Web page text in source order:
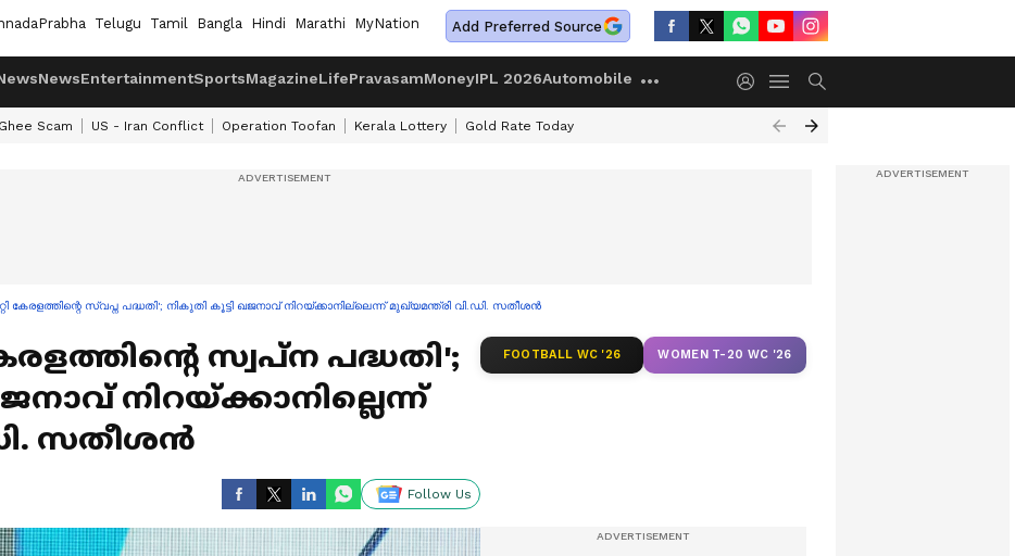
Telugu Tamil Bangla Hindi Marathi MyNation Add Preferred Source
NewsEntertainmentSportsMagazineLifePravasamMoneyIPL 2026Automobile
Scam US - Iran Conflict Operation Toofan Kerala Lottery Gold Rate Today
കേരളത്തിന്റെ സ്വപ്ന പദ്ധതി'; നികുതി കൂട്ടി ഖജനാവ് നിറയ്ക്കാനില്ലെന്ന് മുഖ്യമന്ത്രി വി.ഡി. സതീശൻ
സ്വപ്ന പദ്ധതി';
നിറയ്ക്കാനില്ലെന്ന്
സതീശൻ
Follow Us
FOOTBALL WC '26 WOMEN T-20 WC '26